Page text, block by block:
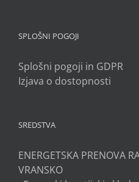
SPLOŠNI POGOJI
Splošni pogoji in GDPR
Izjava o dostopnosti
SREDSTVA
ENERGETSKA PRENOVA
VRANSKO